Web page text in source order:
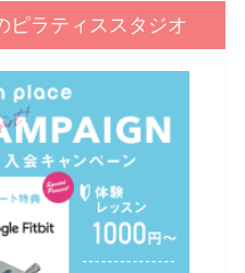
ピラティススタジオ